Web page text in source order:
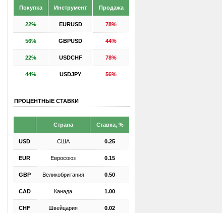
Покупка Инструмент Продажа
22% EURUSD 78%
56% GBPUSD 44%
22% USDCHF 78%
44% USDJPY 56%
ПРОЦЕНТНЫЕ СТАВКИ
Страна Ставка, %
USD США 0.25
EUR Евросоюз 0.15
GBP Великобритания 0.50
CAD Канада 1.00
CHF Швейцария 0.02